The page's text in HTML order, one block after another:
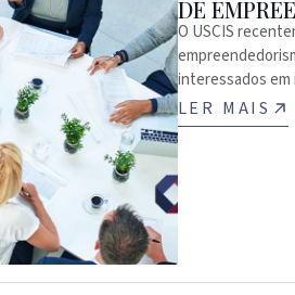
DE
O USCIS
interessados em
LER MAIS